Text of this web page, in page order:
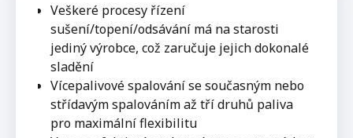
Veškeré procesy řízení
sušení/topení/odsávání má na starosti
jediný výrobce, což zaručuje jejich dokonalé
sladění
Vícepalivové spalování se současným nebo
střídavým spalováním až tří druhů paliva
pro maximální flexibilitu